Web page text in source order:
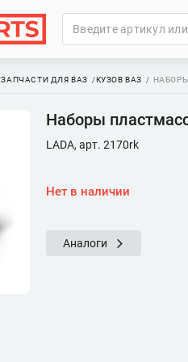
ЗАПЧАСТИ ДЛЯ ВАЗ КУЗОВ ВАЗ
Наборы
LADA, арт. 2170rk
Нет в наличии
Аналоги